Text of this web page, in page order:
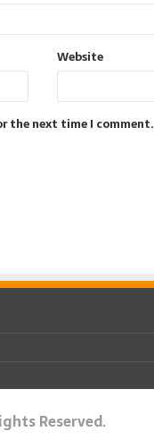
Website
the next time I comment.
Reserved.